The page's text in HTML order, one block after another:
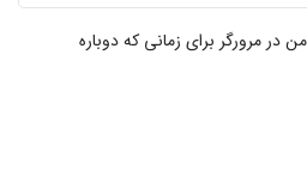
در مرورگر برای زمانی که دوباره